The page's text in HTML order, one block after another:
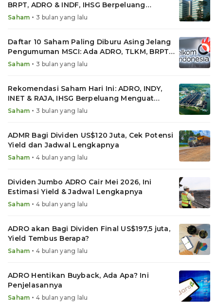
BRPT, ADRO & INDF, IHSG Berpeluang
Rebound
Saham • 3 bulan yang lalu
Daftar 10 Saham Paling Diburu Asing Jelang
Pengumuman MSCI: Ada ADRO, TLKM, BRPT
hingga MAPI
Saham • 3 bulan yang lalu
Rekomendasi Saham Hari Ini: ADRO, INDY,
INET & RAJA, IHSG Berpeluang Menguat
Terbatas
Saham • 3 bulan yang lalu
ADMR Bagi Dividen US$120 Juta, Cek Potensi
Yield dan Jadwal Lengkapnya
Saham • 4 bulan yang lalu
Dividen Jumbo ADRO Cair Mei 2026, Ini
Estimasi Yield & Jadwal Lengkapnya
Saham • 4 bulan yang lalu
ADRO akan Bagi Dividen Final US$197,5 juta,
Yield Tembus Berapa?
Saham • 4 bulan yang lalu
ADRO Hentikan Buyback, Ada Apa? Ini
Penjelasannya
Saham • 4 bulan yang lalu